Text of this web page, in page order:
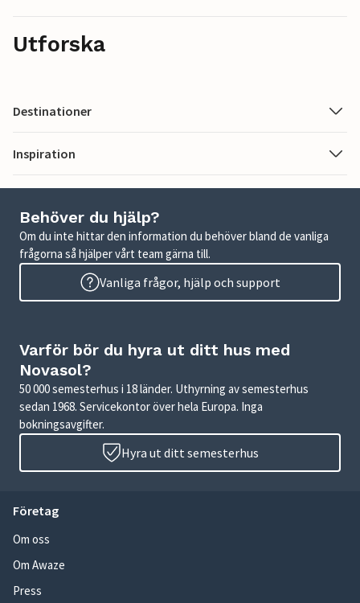
Utforska
Destinationer
Inspiration
Behöver du hjälp?
Om du inte hittar den information du behöver bland de vanliga
frågorna så hjälper vårt team gärna till.
Vanliga frågor, hjälp och support
Varför bör du hyra ut ditt hus med
Novasol?
50 000 semesterhus i 18 länder. Uthyrning av semesterhus
sedan 1968. Servicekontor över hela Europa. Inga
bokningsavgifter.
Hyra ut ditt semesterhus
Företag
Om oss
Om Awaze
Press